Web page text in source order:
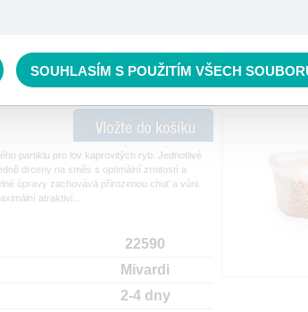
»
partiklu pro lov kaprovitých ryb. Jednotlivé
drceny na směs s optimální zrnitostí a
úpravy zachovává přirozenou chuť a vůni.
atraktivi...
22590
Mivardi
2-4 dny
přiřadit konkrétnímu uživateli. Proto nedokážeme
SOUHLASÍM S POUŽITÍM VŠECH